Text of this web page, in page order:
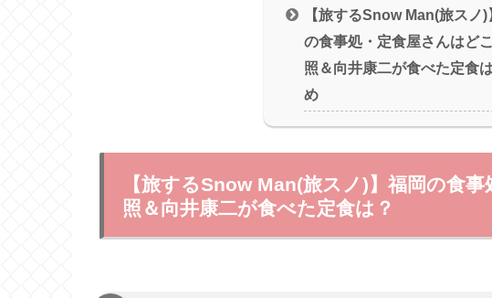
【旅するSnow Man(旅スノ)
の食事処・定食屋さんはど
照＆向井康二が食べた定食
め
【旅するSnow Man(旅スノ)】福岡の食
照＆向井康二が食べた定食は？